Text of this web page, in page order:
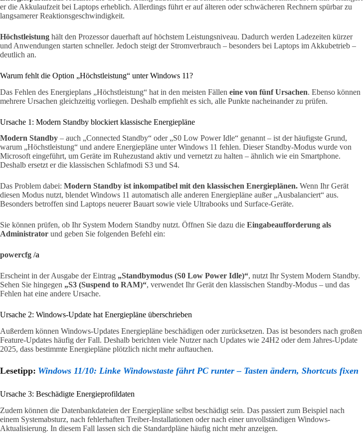
er die Akkulaufzeit bei Laptops erheblich. Allerdings führt er auf älteren oder schwächeren Rechnern spürbar zu
langsamerer Reaktionsgeschwindigkeit.
Höchstleistung hält den Prozessor dauerhaft auf höchstem Leistungsniveau. Dadurch werden Ladezeiten kürzer
und Anwendungen starten schneller. Jedoch steigt der Stromverbrauch – besonders bei Laptops im Akkubetrieb –
deutlich an.
Warum fehlt die Option „Höchstleistung“ unter Windows 11?
Das Fehlen des Energieplans „Höchstleistung“ hat in den meisten Fällen eine von fünf Ursachen. Ebenso können
mehrere Ursachen gleichzeitig vorliegen. Deshalb empfiehlt es sich, alle Punkte nacheinander zu prüfen.
Ursache 1: Modern Standby blockiert klassische Energiepläne
Modern Standby – auch „Connected Standby“ oder „S0 Low Power Idle“ genannt – ist der häufigste Grund,
warum „Höchstleistung“ und andere Energiepläne unter Windows 11 fehlen. Dieser Standby-Modus wurde von
Microsoft eingeführt, um Geräte im Ruhezustand aktiv und vernetzt zu halten – ähnlich wie ein Smartphone.
Deshalb ersetzt er die klassischen Schlafmodi S3 und S4.
Das Problem dabei: Modern Standby ist inkompatibel mit den klassischen Energieplänen. Wenn Ihr Gerät
diesen Modus nutzt, blendet Windows 11 automatisch alle anderen Energiepläne außer „Ausbalanciert“ aus.
Besonders betroffen sind Laptops neuerer Bauart sowie viele Ultrabooks und Surface-Geräte.
Sie können prüfen, ob Ihr System Modern Standby nutzt. Öffnen Sie dazu die Eingabeaufforderung als
Administrator und geben Sie folgenden Befehl ein:
powercfg /a
Erscheint in der Ausgabe der Eintrag „Standbymodus (S0 Low Power Idle)“, nutzt Ihr System Modern Standby.
Sehen Sie hingegen „S3 (Suspend to RAM)“, verwendet Ihr Gerät den klassischen Standby-Modus – und das
Fehlen hat eine andere Ursache.
Ursache 2: Windows-Update hat Energiepläne überschrieben
Außerdem können Windows-Updates Energiepläne beschädigen oder zurücksetzen. Das ist besonders nach großen
Feature-Updates häufig der Fall. Deshalb berichten viele Nutzer nach Updates wie 24H2 oder dem Jahres-Update
2025, dass bestimmte Energiepläne plötzlich nicht mehr auftauchen.
Lesetipp: Windows 11/10: Linke Windowstaste fährt PC runter – Tasten ändern, Shortcuts fixen
Ursache 3: Beschädigte Energieprofildaten
Zudem können die Datenbankdateien der Energiepläne selbst beschädigt sein. Das passiert zum Beispiel nach
einem Systemabsturz, nach fehlerhaften Treiber-Installationen oder nach einer unvollständigen Windows-
Aktualisierung. In diesem Fall lassen sich die Standardpläne häufig nicht mehr anzeigen.